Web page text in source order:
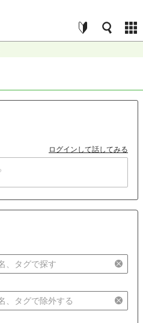
ログインして話してみる